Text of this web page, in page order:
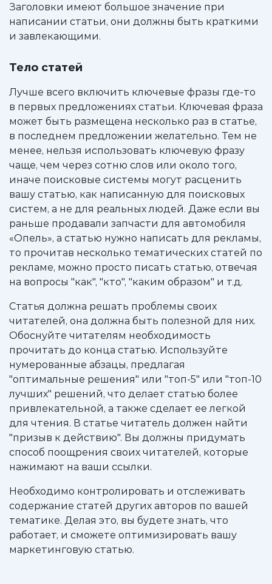
Заголовки имеют большое значение при
написании статьи, они должны быть краткими
и завлекающими.
Тело статей
Лучше всего включить ключевые фразы где-то
в первых предложениях статьи. Ключевая фраза
может быть размещена несколько раз в статье,
в последнем предложении желательно. Тем не
менее, нельзя использовать ключевую фразу
чаще, чем через сотню слов или около того,
иначе поисковые системы могут расценить
вашу статью, как написанную для поисковых
систем, а не для реальных людей. Даже если вы
раньше продавали запчасти для автомобиля
«Опель», а статью нужно написать для рекламы,
то прочитав несколько тематических статей по
рекламе, можно просто писать статью, отвечая
на вопросы "как", "кто", "каким образом" и т.д.
Статья должна решать проблемы своих
читателей, она должна быть полезной для них.
Обоснуйте читателям необходимость
прочитать до конца статью. Используйте
нумерованные абзацы, предлагая
"оптимальные решения" или "топ-5" или "топ-10
лучших" решений, что делает статью более
привлекательной, а также сделает ее легкой
для чтения. В статье читатель должен найти
"призыв к действию". Вы должны придумать
способ поощрения своих читателей, которые
нажимают на ваши ссылки.
Необходимо контролировать и отслеживать
содержание статей других авторов по вашей
тематике. Делая это, вы будете знать, что
работает, и сможете оптимизировать вашу
маркетинговую статью.